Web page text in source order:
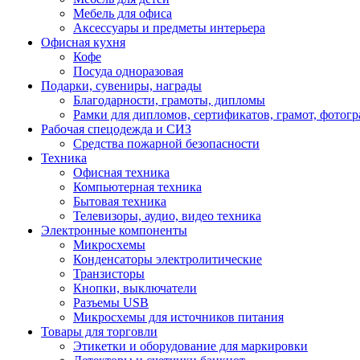
Мебель для офиса
Аксессуары и предметы интерьера
Офисная кухня
Кофе
Посуда одноразовая
Подарки, сувениры, награды
Благодарности, грамоты, дипломы
Рамки для дипломов, сертификатов, грамот,
Рабочая спецодежда и СИЗ
Средства пожарной безопасности
Техника
Офисная техника
Компьютерная техника
Бытовая техника
Телевизоры, аудио, видео техника
Электронные компоненты
Микросхемы
Конденсаторы электролитические
Транзисторы
Кнопки, выключатели
Разъемы USB
Микросхемы для источников питания
Товары для торговли
Этикетки и оборудование для маркировки